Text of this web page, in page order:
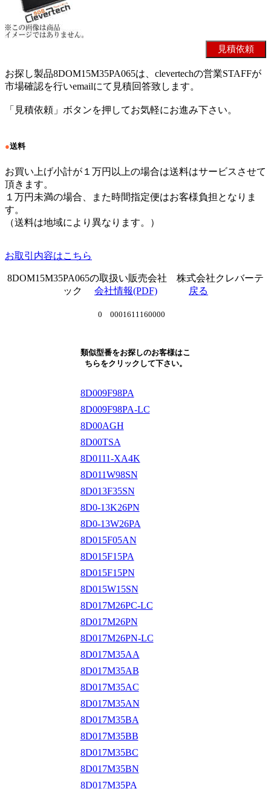
お探し製品8DOM15M35PA065は、clevertechの営業STAFFが
市場確認を行いemailにて見積回答致します。
「見積依頼」ボタンを押してお気軽にお進み下さい。
●送料
お買い上げ小計が１万円以上の場合は送料はサービスさせて
頂きます。
１万円未満の場合、また時間指定便はお客様負担となりま
す。
（送料は地域により異なります。）
お取引内容はこちら
8DOM15M35PA065の取扱い販売会社 株式会社クレバーテ
ック 会社情報(PDF) 戻る
0 0001611160000
類似型番をお探しのお客様はこ
ちらをクリックして下さい。
8D009F98PA
8D009F98PA-LC
8D00AGH
8D00TSA
8D0111-XA4K
8D011W98SN
8D013F35SN
8D0-13K26PN
8D0-13W26PA
8D015F05AN
8D015F15PA
8D015F15PN
8D015W15SN
8D017M26PC-LC
8D017M26PN
8D017M26PN-LC
8D017M35AA
8D017M35AB
8D017M35AC
8D017M35AN
8D017M35BA
8D017M35BB
8D017M35BC
8D017M35BN
8D017M35PA